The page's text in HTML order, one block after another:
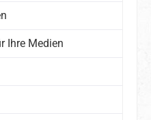
Ihre Medien